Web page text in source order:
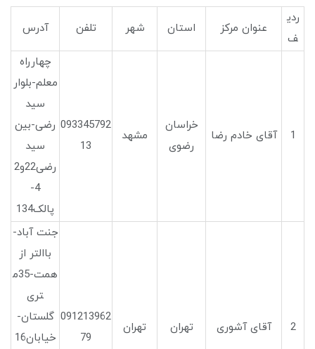
ردی
ف
عنوان مرکز استان شهر تلفن آدرس
1 آقای خادم رضا
خراسان
رضوی
مشهد
093345792
13
چهارراه
معلم-بلوار
سید
رضی-بین
سید
رضی22و2
4-
پالک134
2 آقای آشوری تهران تهران
091213962
79
جنت آباد-
باالتر از
همت-35م
تری
گلستان-
خیابان16